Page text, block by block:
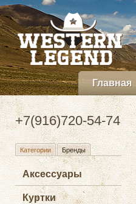
Главная
+7(916)720-54-74
Категории Бренды
Аксессуары
Куртки